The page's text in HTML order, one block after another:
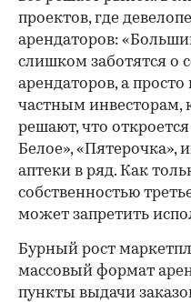
проектов, где
арендаторов:
слишком заботятся о
арендаторов, а
частным инвесторам,
решают, что
Белое», «Пятерочка»,
аптеки в ряд. Как
собственностью
может запретить
Бурный рост
массовый формат
пункты выдачи